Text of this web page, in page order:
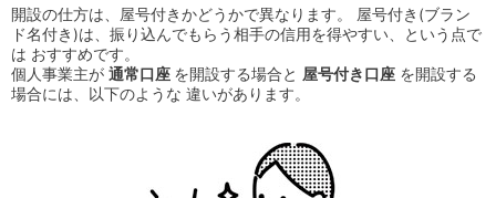
開設の仕方は、 屋号付きかどうかで異なります。 屋号付き(ブラン
ド名付き)は、振り込んでもらう相手の信用を得やすい、という点で
は おすすめです。
個人事業主が 通常口座 を開設する場合と 屋号付き口座 を開設する
場合には、以下のような 違いがあります。